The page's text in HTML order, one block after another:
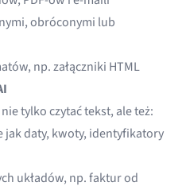
obróconymi lub
np. załączniki HTML
tylko czytać tekst, ale też:
jak daty, kwoty, identyfikatory
układów, np. faktur od